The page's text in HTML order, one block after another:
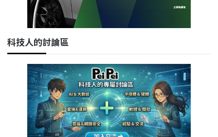
科技人的討論區